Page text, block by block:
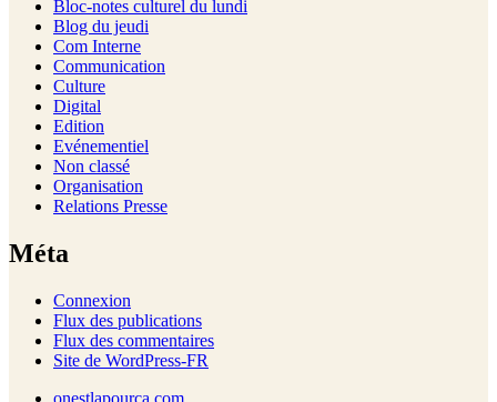
Bloc-notes culturel du lundi
Blog du jeudi
Com Interne
Communication
Culture
Digital
Edition
Evénementiel
Non classé
Organisation
Relations Presse
Méta
Connexion
Flux des publications
Flux des commentaires
Site de WordPress-FR
onestlapourca.com